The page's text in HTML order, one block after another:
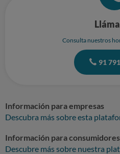
Consulta nuestros
91
Información para empresas
Descubra más sobre esta
Información para consumidores
Descubre más sobre nuestra